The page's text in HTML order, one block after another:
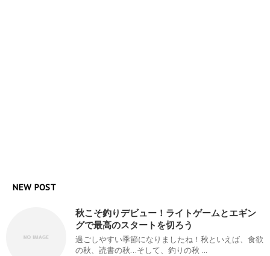
NEW POST
秋こそ釣りデビュー！ライトゲームとエギン
グで最高のスタートを切ろう
過ごしやすい季節になりましたね！秋といえば、食欲
の秋、読書の秋…そして、釣りの秋 ...